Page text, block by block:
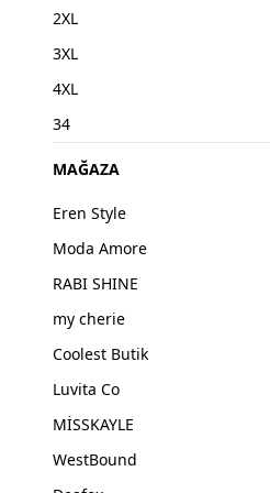
2XL
3XL
4XL
34
36
MAĞAZA
Eren Style
Moda Amore
RABI SHINE
my cherie
Coolest Butik
Luvita Co
MİSSKAYLE
WestBound